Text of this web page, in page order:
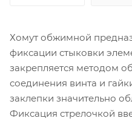
Хомут обжимной
фиксации стыковки
закрепляется методом
соединения винта и
заклепки значительно
Фиксация стрелочкой